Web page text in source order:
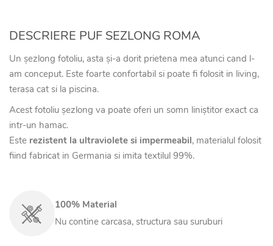
DESCRIERE PUF SEZLONG ROMA
Un șezlong fotoliu, asta și-a dorit prietena mea atunci cand l-
am conceput. Este foarte confortabil si poate fi folosit in living,
terasa cat si la piscina.
Acest fotoliu șezlong va poate oferi un somn liniștitor exact ca
intr-un hamac.
Este rezistent la ultraviolete si impermeabil, materialul folosit
fiind fabricat in Germania si imita textilul 99%.
100% Material
Nu contine carcasa, structura sau suruburi